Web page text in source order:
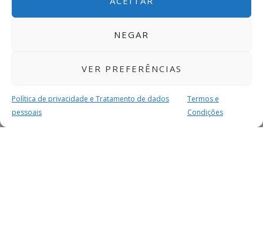
NEGAR
VER PREFERÊNCIAS
Política de privacidade e Tratamento de dados
pessoais
Termos e
Condições